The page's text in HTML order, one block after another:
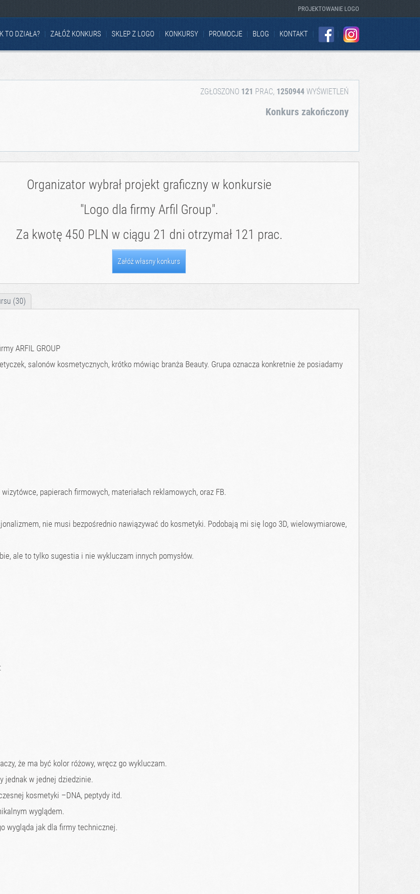
PROJEKTOWANIE LOGO
TO DZIAŁA? ZAŁÓŻ KONKURS SKLEP Z LOGO KONKURSY PROMOCJE BLOG
KONTAKT
INSTAGRAM
ZGŁOSZONO 121 PRAC, 1250944 WYŚWIETLEŃ
Konkurs zakończony
Organizator wybrał projekt graficzny w konkursie
"Logo dla firmy Arfil Group".
Za kwotę 450 PLN w ciągu 21 dni otrzymał 121 prac.
Załóż własny konkurs
(30)
ARFIL GROUP
salonów kosmetycznych, krótko mówiąc branża Beauty. Grupa oznacza konkretnie że posiadamy
wizytówce, papierach firmowych, materiałach reklamowych, oraz FB.
nie musi bezpośrednio nawiązywać do kosmetyki. Podobają mi się logo 3D, wielowymiarowe,
ale to tylko sugestia i nie wykluczam innych pomysłów.
że ma być kolor różowy, wręcz go wykluczam.
jednak w jednej dziedzinie.
kosmetyki –DNA, peptydy itd.
wyglądem.
wygląda jak dla firmy technicznej.